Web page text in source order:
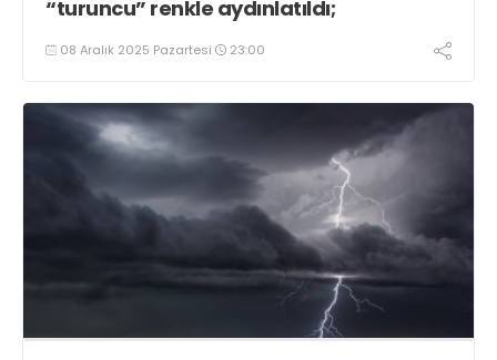
“turuncu” renkle aydınlatıldı;
08 Aralık 2025 Pazartesi 23:00